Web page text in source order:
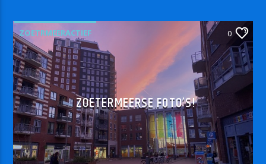
ZOETRMEERACTIEF 0
ZOETERMEERSE FOTO’S!